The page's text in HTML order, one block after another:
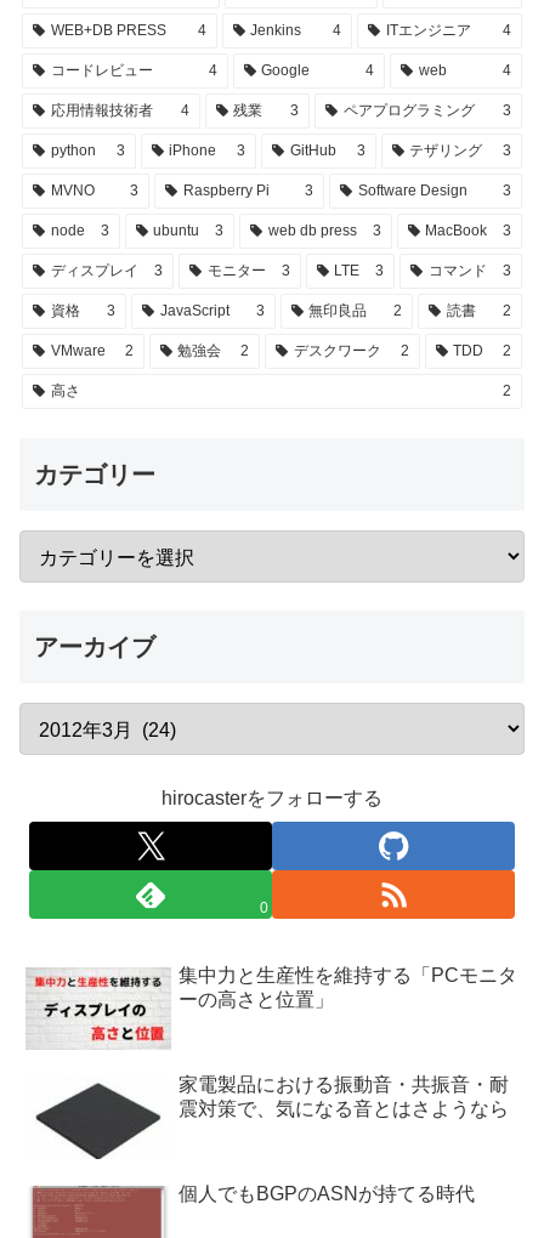
WEB+DB PRESS 4 Jenkins 4 ITエンジニア 4
コードレビュー 4 Google 4 web 4
応用情報技術者 4 残業 3 ペアプログラミング 3
python 3 iPhone 3 GitHub 3 テザリング 3
MVNO 3 Raspberry Pi 3 Software Design 3
node 3 ubuntu 3 web db press 3 MacBook 3
ディスプレイ 3 モニター 3 LTE 3 コマンド 3
資格 3 JavaScript 3 無印良品 2 読書 2
VMware 2 勉強会 2 デスクワーク 2 TDD 2
高さ 2
カテゴリー
アーカイブ
hirocasterをフォローする
0
集中力と生産性を維持する「PCモニタ
ーの高さと位置」
家電製品における振動音・共振音・耐
震対策で、気になる音とはさようなら
個人でもBGPのASNが持てる時代